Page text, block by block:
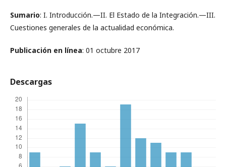
Sumario: I. Introducción.—II. El Estado de la Integración.—III.
Cuestiones generales de la actualidad económica.
Publicación en línea: 01 octubre 2017
Descargas